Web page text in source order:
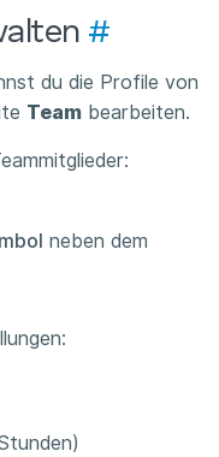
#
du die Profile von
Team bearbeiten.
neben dem